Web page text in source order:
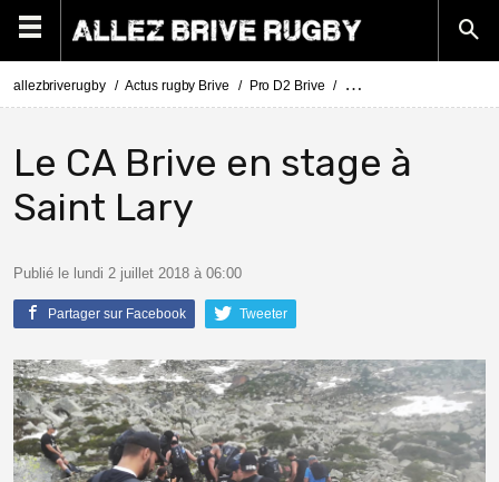
allezbriverugby Actus rugby Brive Pro D2 Brive Le CA Brive en stage à
Le CA Brive en stage à
Saint Lary
Publié le lundi 2 juillet 2018 à 06:00
Partager sur Facebook Tweeter